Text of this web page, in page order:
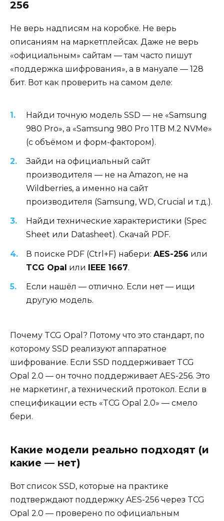
256
Не верь надписям на коробке. Не верь
описаниям на маркетплейсах. Даже не верь
«официальным» сайтам — там часто пишут
«поддержка шифрования», а в мануале — 128
бит. Вот как проверить на самом деле:
Найди точную модель SSD — не «Samsung
980 Pro», а «Samsung 980 Pro 1TB M.2 NVMe»
(с объёмом и форм-фактором).
Зайди на официальный сайт
производителя — не на Amazon, не на
Wildberries, а именно на сайт
производителя (Samsung, WD, Crucial и т.д.).
Найди технические характеристики (Spec
Sheet или Datasheet). Скачай PDF.
В поиске PDF (Ctrl+F) набери: AES-256 или
TCG Opal или IEEE 1667.
Если нашёл — отлично. Если нет — ищи
другую модель.
Почему TCG Opal? Потому что это стандарт, по
которому SSD реализуют аппаратное
шифрование. Если SSD поддерживает TCG
Opal 2.0 — он точно поддерживает AES-256. Это
не маркетинг, а технический протокол. Если в
спецификации есть «TCG Opal 2.0» — смело
бери.
Какие модели реально подходят (и
какие — нет)
Вот список SSD, которые на практике
подтверждают поддержку AES-256 через TCG
Opal 2.0 — проверено по официальным